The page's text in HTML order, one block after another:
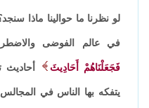
لو نظرنا ما حوالينا ماذا
في عالم الفوضى
فَجَعَلْنَاهُمْ أَحَادِيثَ أحاديث
يتفكه بها الناس في